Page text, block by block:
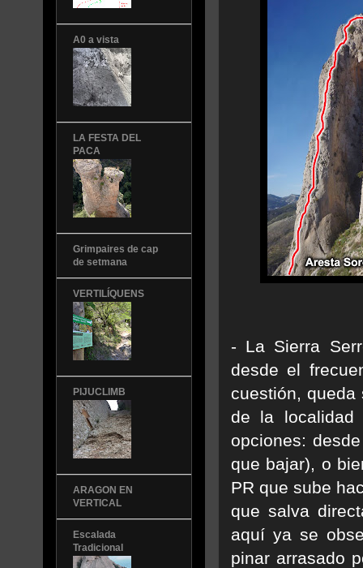
- La Sierra
desde el
cuestión,
de la localidad
opciones:
que bajar), o
PR que sube
que salva
aquí ya se
pinar arrasado
A0 a vista
LA FESTA DEL
PACA
Grimpaires de cap
de setmana
VERTILÍQUENS
PIJUCLIMB
ARAGON EN
VERTICAL
Escalada
Tradicional